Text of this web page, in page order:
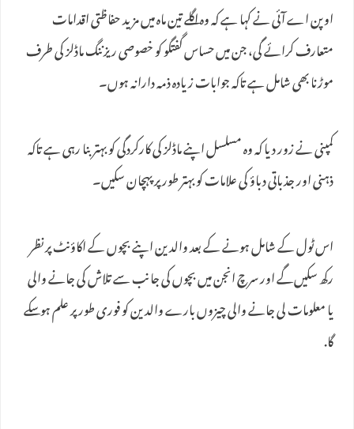
اوپن اے آئی نے کہا ہے کہ وہ اگلے تین ماہ میں مزید حفاظتی اقدامات
متعارف کرائے گی، جن میں حساس گفتگو کو خصوصی ریزننگ ماڈلز کی طرف
موڑنا بھی شامل ہے تاکہ جوابات زیادہ ذمہ دارانہ ہوں۔
کمپنی نے زور دیا کہ وہ مسلسل اپنے ماڈلز کی کارکردگی کو بہتر بنا رہی ہے تاکہ
ذہنی اور جذباتی دباؤ کی علامات کو بہتر طور پر پہچان سکیں۔
اس ٹول کے شامل ہونے کے بعد والدین اپنے بچوں کے اکاؤنٹ پر نظر
رکھ سکیں‌گے اور سرچ انجن میں‌ بچوں کی جانب سے تلاش کی جانے والی
یا معلومات لی جانے والی چیزوں بارے والدین کو فوری طور پر علم ہو سکے
گا.